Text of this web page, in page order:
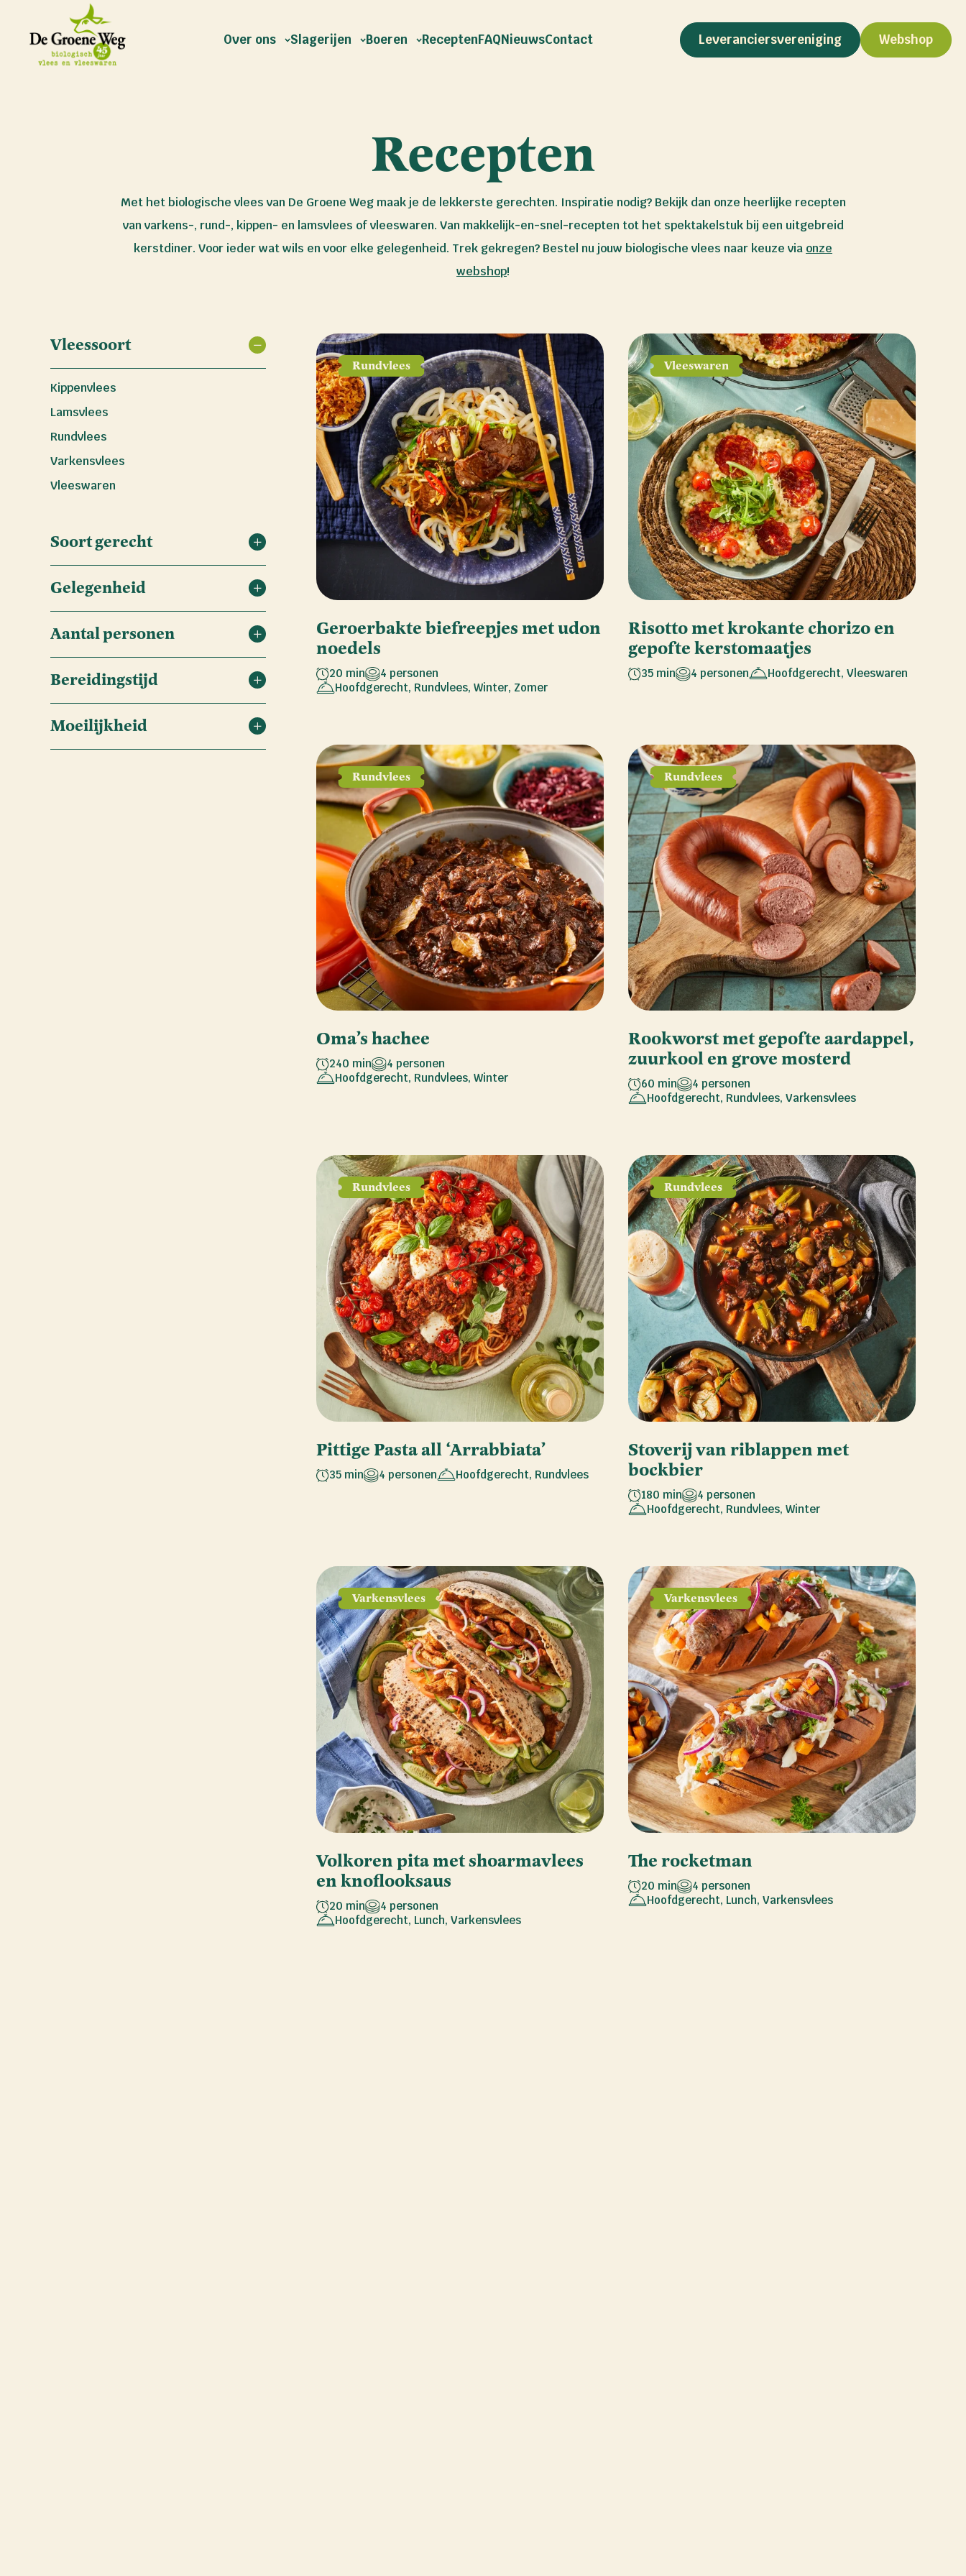
Over ons Slagerijen Boeren ReceptenFAQNieuwsContact Leveranciersvereniging Webshop
Recepten
Met het biologische vlees van De Groene Weg maak je de lekkerste gerechten. Inspiratie nodig? Bekijk dan onze heerlijke recepten
van varkens-, rund-, kippen- en lamsvlees of vleeswaren. Van makkelijk-en-snel-recepten tot het spektakelstuk bij een uitgebreid
kerstdiner. Voor ieder wat wils en voor elke gelegenheid. Trek gekregen? Bestel nu jouw biologische vlees naar keuze via onze
webshop!
Vleessoort
Kippenvlees
Lamsvlees
Rundvlees
Varkensvlees
Vleeswaren
Soort gerecht
Gelegenheid
Aantal personen
Bereidingstijd
Moeilijkheid
Rundvlees
Geroerbakte biefreepjes met udon
noedels
20 min
4 personen
Hoofdgerecht, Rundvlees, Winter, Zomer
Vleeswaren
Risotto met krokante chorizo en
gepofte kerstomaatjes
35 min 4 personen Hoofdgerecht,Vleeswaren
Rundvlees
Oma’s hachee
240 min
4 personen
Hoofdgerecht, Rundvlees, Winter
Rundvlees
Rookworst met gepofte aardappel,
zuurkool en grove mosterd
60 min
4 personen
Hoofdgerecht, Rundvlees,Varkensvlees
Rundvlees
Pittige Pasta all ‘Arrabbiata’
35 min 4 personen Hoofdgerecht, Rundvlees
Rundvlees
Stoverij van riblappen met
bockbier
180 min
4 personen
Hoofdgerecht, Rundvlees,Winter
Varkensvlees
Volkoren pita met shoarmavlees
en knoflooksaus
20 min
4 personen
Hoofdgerecht, Lunch, Varkensvlees
Varkensvlees
The rocketman
20 min
4 personen
Hoofdgerecht, Lunch,Varkensvlees